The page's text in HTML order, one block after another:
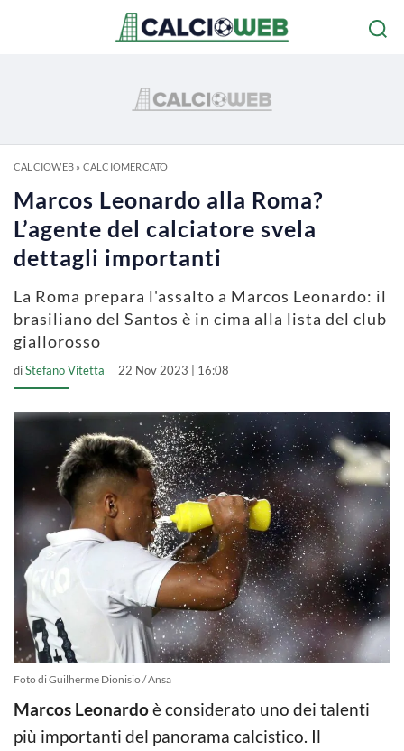
CALCIOWEB» CALCIOMERCATO
Marcos Leonardo alla Roma?
L’agente del calciatore svela
dettagli importanti
La Roma prepara l'assalto a Marcos Leonardo: il
brasiliano del Santos è in cima alla lista del club
giallorosso
diStefano Vitetta 22 Nov 2023 | 16:08
Foto di Guilherme Dionisio / Ansa
Marcos Leonardoè considerato uno dei talenti
più importanti del panorama calcistico. Il